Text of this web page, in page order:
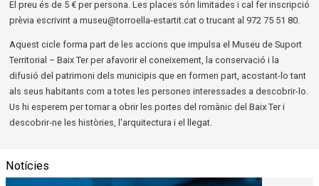
El preu és de 5 € per persona. Les places són limitades i cal fer inscripció
prèvia escrivint a museu@torroella-estartit.cat o trucant al 972 75 51 80.
Aquest cicle forma part de les accions que impulsa el Museu de Suport
Territorial – Baix Ter per afavorir el coneixement, la conservació i la
difusió del patrimoni dels municipis que en formen part, acostant-lo tant
als seus habitants com a totes les persones interessades a descobrir-lo.
Us hi esperem per tornar a obrir les portes del romànic del Baix Ter i
descobrir-ne les històries, l'arquitectura i el llegat.
Notícies